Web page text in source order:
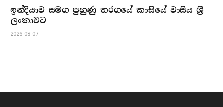
ඉන්දියාව සමග පුහුණු තරගයේ කාසියේ වාසිය ශ්‍රී
ලංකාවට
2026-08-07